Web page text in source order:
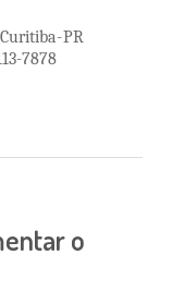
PR
7878
o